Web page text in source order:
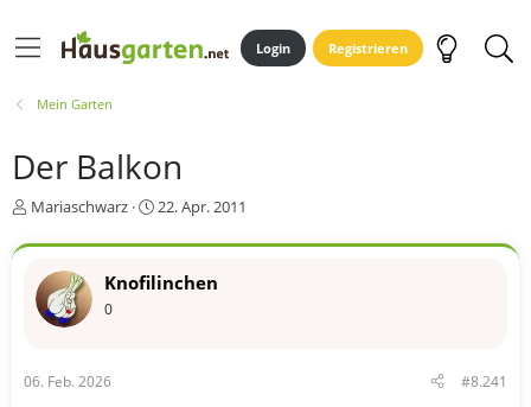
Login Registrieren
Mein Garten
Der Balkon
E
s
e
r
Mariaschwarz
E
s
e
22. Apr. 2011
Knofilinchen
0
06. Feb. 2026 #8.241